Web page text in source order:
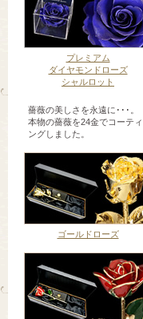
プレミアム
ダイヤモンドローズ
シャルロット
薔薇の美しさを永遠に･･･。
本物の薔薇を24金でコーティ
ングしました。
ゴールドローズ